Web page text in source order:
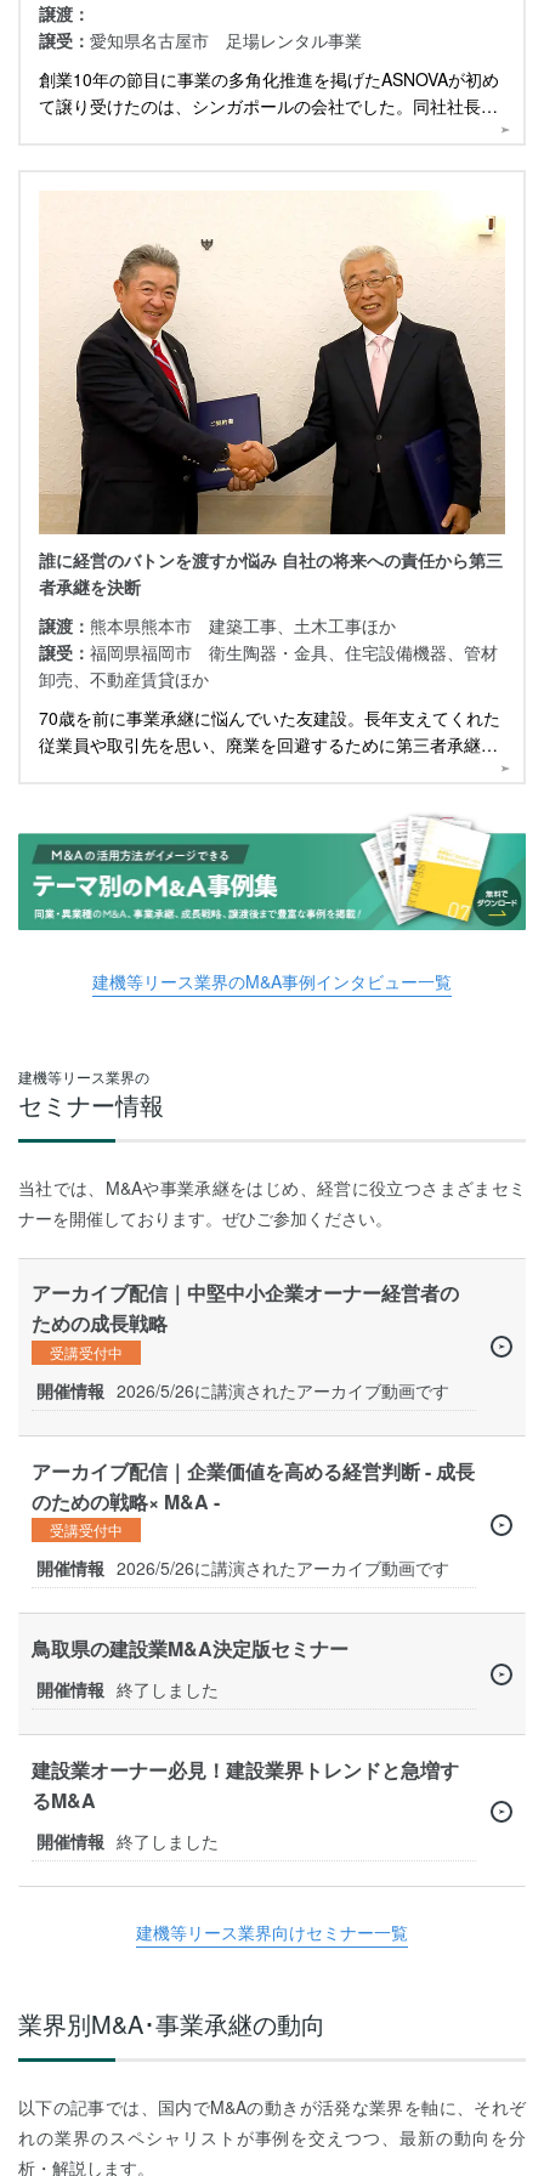
譲渡：
譲受： 愛知県名古屋市 足場レンタル事業
創業10年の節目に事業の多角化推進を掲げたASNOVAが初め
て譲り受けたのは、シンガポールの会社でした。同社社長に
誰に経営のバトンを渡すか悩み 自社の将来への責任から第三
者承継を決断
譲渡： 熊本県熊本市 建築工事、土木工事ほか
譲受： 福岡県福岡市 衛生陶器・金具、住宅設備機器、管材
卸売、不動産賃貸ほか
70歳を前に事業承継に悩んでいた友建設。長年支えてくれた
従業員や取引先を思い、廃業を回避するために第三者承継の
建機等リース業界のM&A事例インタビュー一覧
建機等リース業界の
セミナー情報
当社では、M&Aや事業承継をはじめ、経営に役立つさまざまセミ
ナーを開催しております。ぜひご参加ください。
アーカイブ配信｜中堅中小企業オーナー経営者の
ための成長戦略
受講受付中
開催情報 2026/5/26に講演されたアーカイブ動画です
アーカイブ配信｜企業価値を高める経営判断 - 成長
のための戦略× M&A -
受講受付中
開催情報 2026/5/26に講演されたアーカイブ動画です
鳥取県の建設業M&A決定版セミナー
開催情報 終了しました
建設業オーナー必見！建設業界トレンドと急増す
るM&A
開催情報 終了しました
建機等リース業界向けセミナー一覧
業界別M&A･事業承継の動向
以下の記事では、国内でM&Aの動きが活発な業界を軸に、それぞ
れの業界のスペシャリストが事例を交えつつ、最新の動向を分
析・解説します。